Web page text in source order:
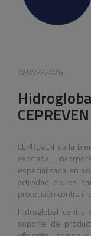
08/07/2026
CEPREVEN da la
asociada,
especializada en
actividad en los
protección contra
Hidroglobal
soporte de